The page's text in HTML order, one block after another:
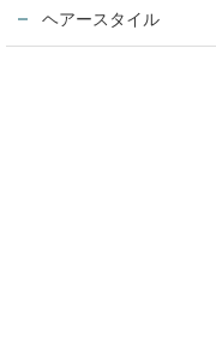
ヘアースタイル